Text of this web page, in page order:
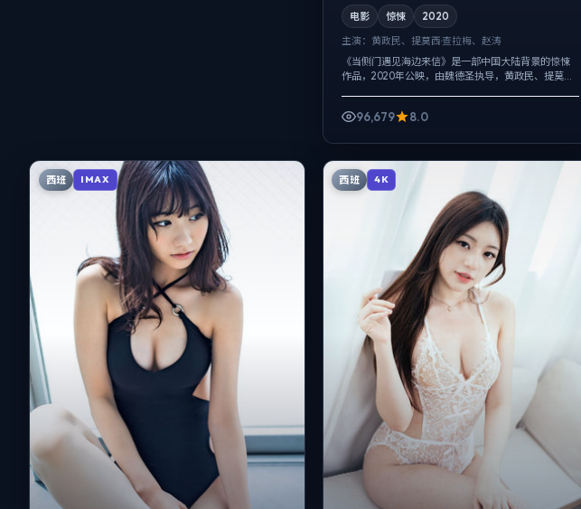
电影 惊悚
2020
主演： 黄政民、提莫西·查拉梅、赵涛
《当侧门遇见海边来信》是一部中国大陆背景的惊悚
作品，2020年公映，由魏德圣执导，黄政民、提莫西·
96,679 8.0
西班 IMAX 西班 4K